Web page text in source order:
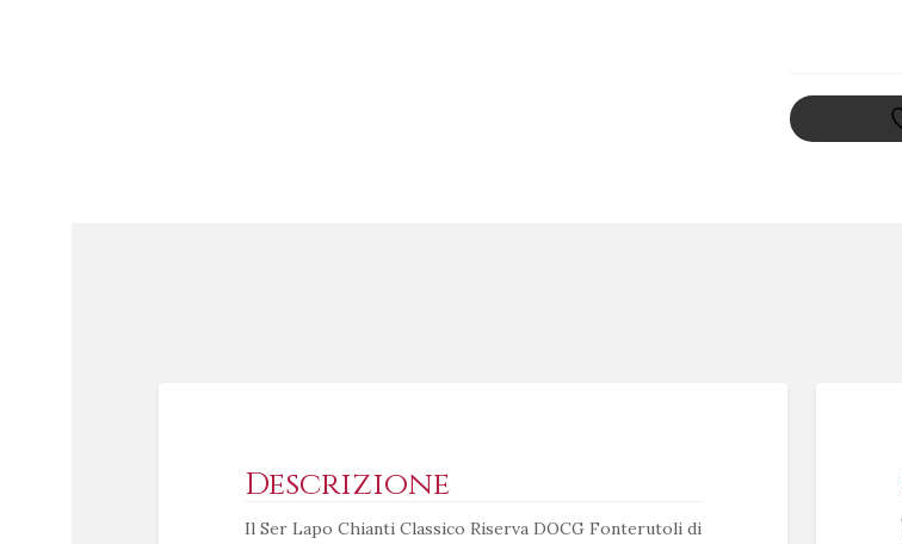
Descrizione
Il Ser Lapo Chianti Classico Riserva DOCG Fonterutoli di